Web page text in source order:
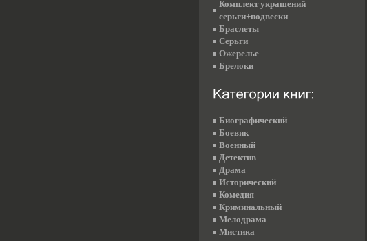
Комплект украшений
серьги+подвески
Браслеты
Серьги
Ожерелье
Брелоки
Биографический
Боевик
Военный
Детектив
Драма
Исторический
Комедия
Криминальный
Мелодрама
Мистика